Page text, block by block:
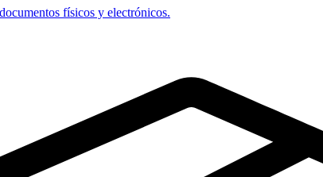
físicos y electrónicos.